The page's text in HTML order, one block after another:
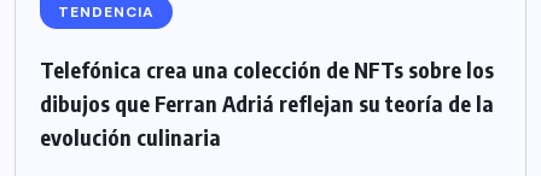
TENDENCIA
Telefónica crea una colección de NFTs sobre los
dibujos que Ferran Adriá reflejan su teoría de la
evolución culinaria